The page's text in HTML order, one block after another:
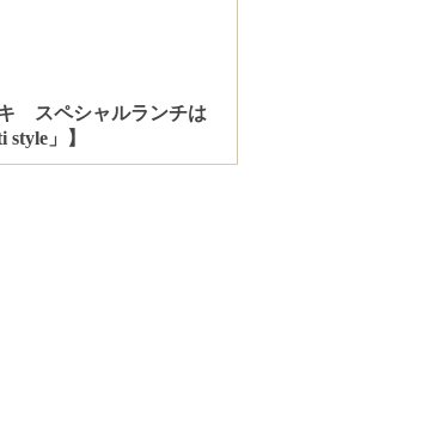
スペシャルランチは
style」】